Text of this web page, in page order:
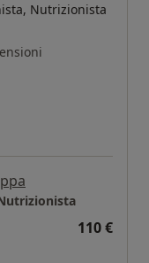
Nutrizionista
110 €